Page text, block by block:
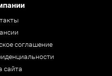
соглашение
сайта